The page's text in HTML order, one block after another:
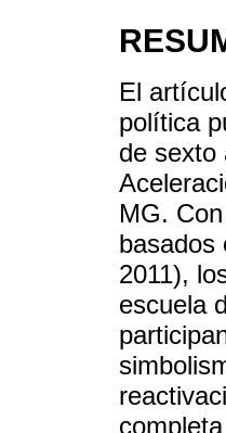
El
política
de sexto
MG.
basados
2011),
escuela
completa